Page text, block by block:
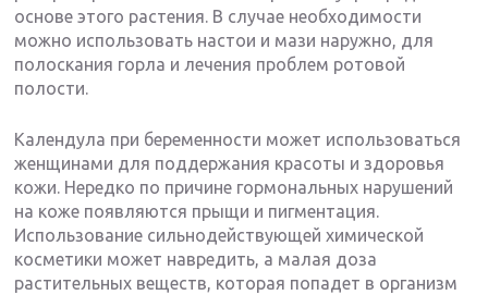
основе этого растения. В случае необходимости
можно использовать настои и мази наружно, для
полоскания горла и лечения проблем ротовой
полости.
Календула при беременности может использоваться
женщинами для поддержания красоты и здоровья
кожи. Нередко по причине гормональных нарушений
на коже появляются прыщи и пигментация.
Использование сильнодействующей химической
косметики может навредить, а малая доза
растительных веществ, которая попадет в организм